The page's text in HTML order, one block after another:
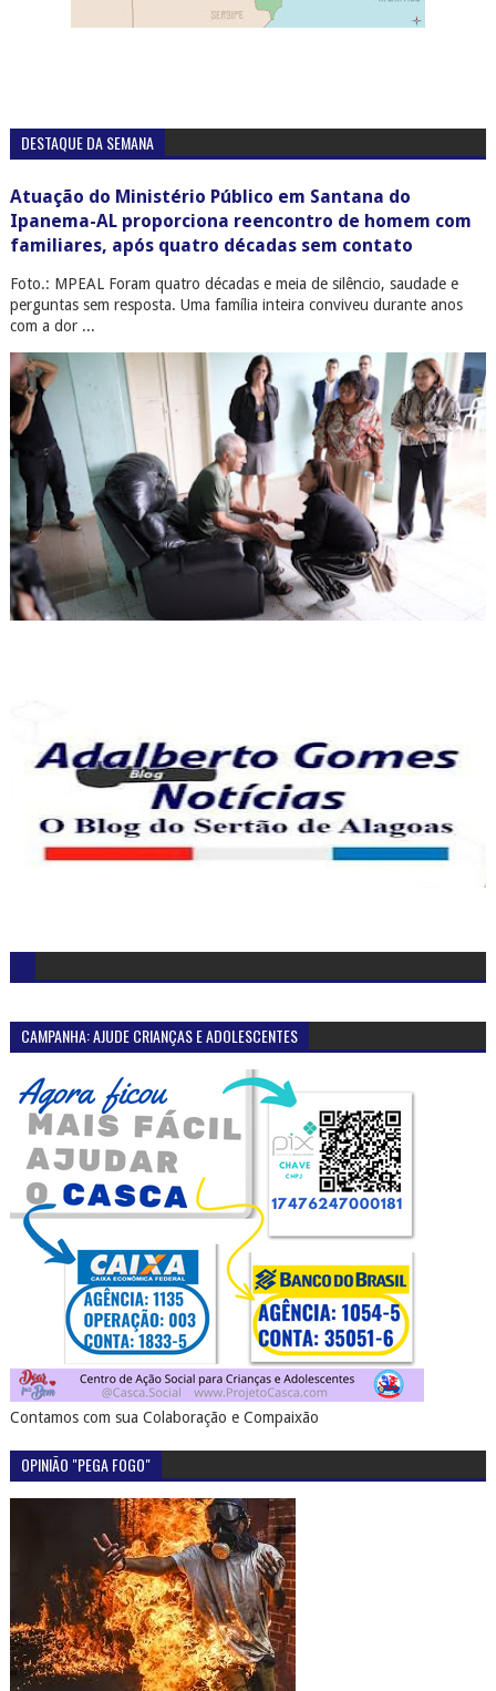
DESTAQUE DA SEMANA
Atuação do Ministério Público em Santana do
Ipanema-AL proporciona reencontro de homem com
familiares, após quatro décadas sem contato
Foto.: MPEAL Foram quatro décadas e meia de silêncio, saudade e
perguntas sem resposta. Uma família inteira conviveu durante anos
com a dor ...
CAMPANHA: AJUDE CRIANÇAS E ADOLESCENTES
Contamos com sua Colaboração e Compaixão
OPINIÃO "PEGA FOGO"